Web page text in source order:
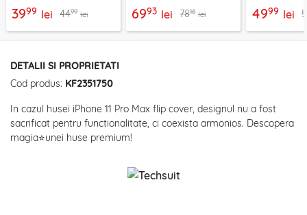
3999 lei 4499 lei 6993 lei 7816 lei 4999 lei
DETALII SI PROPRIETATI
Cod produs: KF2351750
In cazul husei iPhone 11 Pro Max flip cover, designul nu a fost
sacrificat pentru functionalitate, ci coexista armonios. Descopera
magia⭐unei huse premium!